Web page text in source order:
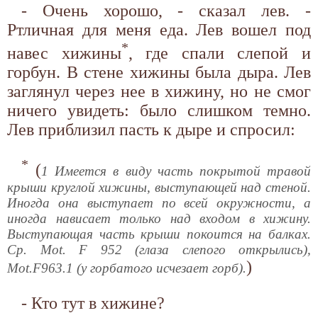
- Очень хорошо, - сказал лев. -
Ртличная для меня еда. Лев вошел под
навес хижины*, где спали слепой и
горбун. В стене хижины была дыра. Лев
заглянул через нее в хижину, но не смог
ничего увидеть: было слишком темно.
Лев приблизил пасть к дыре и спросил:
* (1 Имеется в виду часть покрытой травой
крыши круглой хижины, выступающей над стеной.
Иногда она выступает по всей окружности, а
иногда нависает только над входом в хижину.
Выступающая часть крыши покоится на балках.
Ср. Mot. F 952 (глаза слепого открылись),
Mot.F963.1 (у горбатого исчезает горб).)
- Кто тут в хижине?